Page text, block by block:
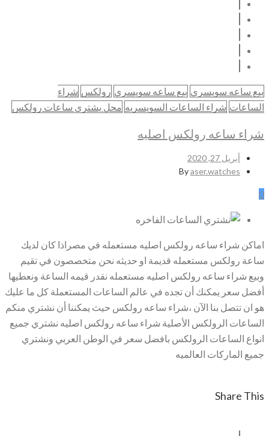
بيع ساعه سويسري بيع ساعه سويسري رولكس شراء
الساعات شراء الساعات السويسريه محل يشتري ساعات رولكس
شراء ساعه رولكس اصليه
أبريل 27, 2020
Byaser.watches
0
اماكن شراء ساعه رولكس اصليه مستعمله في مصراذا كان لديك
ساعة رولكس مستعمله قديمة او حديثه نحن متخصصون في تقيم
وبيع شراء ساعه رولكس اصليه مستعمله نقدر قيمه الساعة ونعطيها
أفضل سعر يمكنك أن تجده في عالم الساعات المستعملة كل ما عليك
هو ان تتصل بنا الآن ،شراء ساعه رولكس حيث يمكننا أن نشتري منكم
الساعات الرولكس الأصلية شراء ساعه رولكس اصليه نشتري جميع
انواع الساعات الرولكس بافضل سعر في الوطن العربي ونشتري
جميع الماركات العالميه
Share This